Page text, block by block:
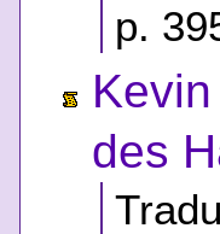
p.
des